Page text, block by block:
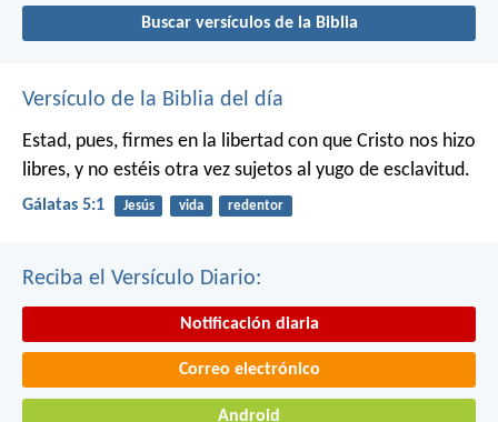
Buscar versículos de la Biblia
Versículo de la Biblia del día
Estad, pues, firmes en la libertad con que Cristo nos hizo
libres, y no estéis otra vez sujetos al yugo de esclavitud.
Gálatas 5:1 Jesús vida redentor
Reciba el Versículo Diario:
Notificación diaria
Correo electrónico
Android